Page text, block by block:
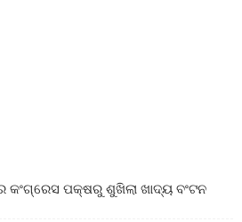
କଂଗ୍ରେସ ପକ୍ଷରୁ ଶୁଖିଲା ଖାଦ୍ୟ ବଂଟନ